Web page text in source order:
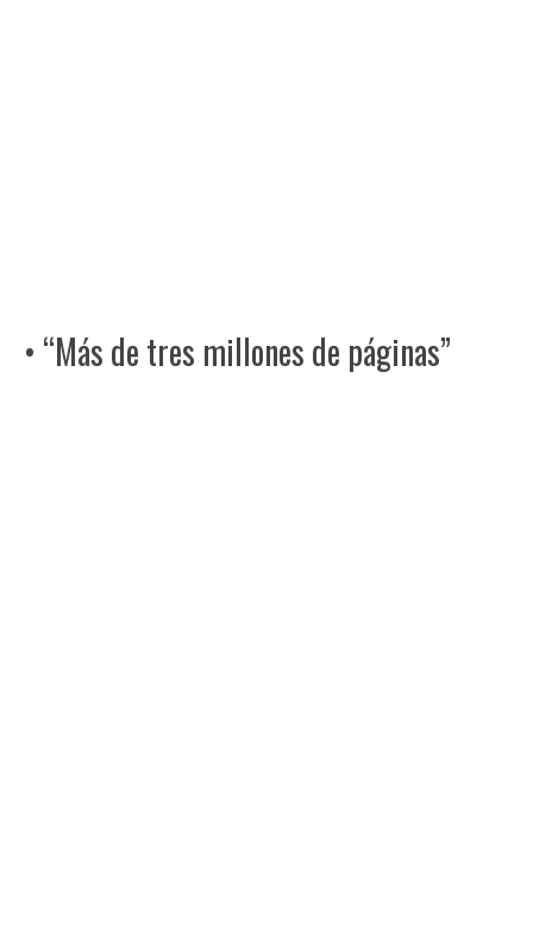
• “Más de tres millones de páginas”